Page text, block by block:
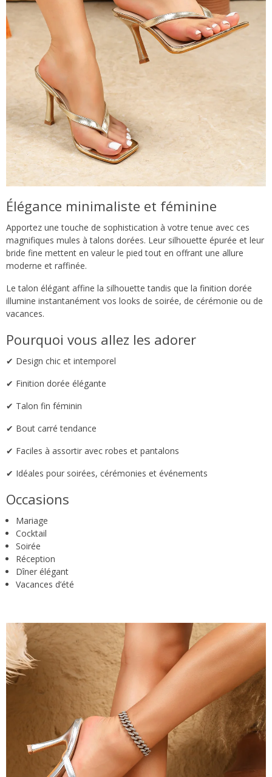
Élégance minimaliste et féminine
Apportez une touche de sophistication à votre tenue avec ces
magnifiques mules à talons dorées. Leur silhouette épurée et leur
bride fine mettent en valeur le pied tout en offrant une allure
moderne et raffinée.
Le talon élégant affine la silhouette tandis que la finition dorée
illumine instantanément vos looks de soirée, de cérémonie ou de
vacances.
Pourquoi vous allez les adorer
✔ Design chic et intemporel
✔ Finition dorée élégante
✔ Talon fin féminin
✔ Bout carré tendance
✔ Faciles à assortir avec robes et pantalons
✔ Idéales pour soirées, cérémonies et événements
Occasions
Mariage
Cocktail
Soirée
Réception
Dîner élégant
Vacances d’été